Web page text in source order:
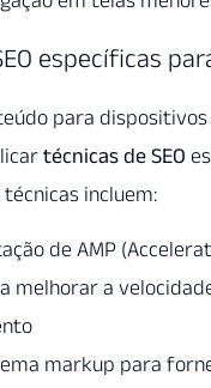
específicas
para dispositivos
técnicas de SEO
incluem:
de AMP
melhorar a
markup para